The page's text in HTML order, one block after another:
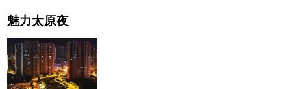
魅力太原夜